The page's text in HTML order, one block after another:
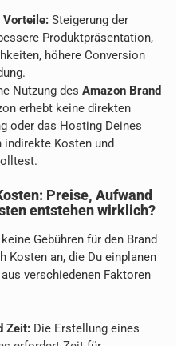
Vorteile: Steigerung der
Produktpräsentation,
höhere Conversion
Nutzung des Amazon Brand
erhebt keine direkten
oder das Hosting Deines
Kosten und
Preise, Aufwand
entstehen wirklich?
Gebühren für den Brand
Kosten an, die Du einplanen
verschiedenen Faktoren
Zeit: Die Erstellung eines